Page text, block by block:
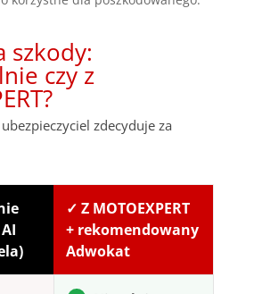
szkody:
czy z
zdecyduje za
✓ Z MOTOEXPERT
+ rekomendowany
Adwokat